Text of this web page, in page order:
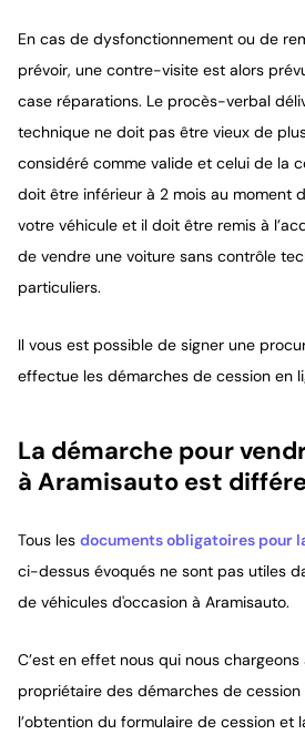
En cas de dysfonctionnement ou de
prévoir, une contre-visite est alors
case réparations. Le procès-verbal
technique ne doit pas être vieux de
considéré comme valide et celui de la
doit être inférieur à 2 mois au moment
votre véhicule et il doit être remis à
de vendre une voiture sans contrôle
particuliers.
Il vous est possible de signer une
effectue les démarches de cession en
La démarche pour
à Aramisauto est
Tous les documents obligatoires pour
ci-dessus évoqués ne sont pas utiles
de véhicules d'occasion à Aramisauto.
C’est en effet nous qui nous
propriétaire des démarches de cession
l’obtention du formulaire de cession et